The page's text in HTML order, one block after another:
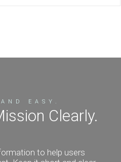
EASY.
Clearly.
to help users